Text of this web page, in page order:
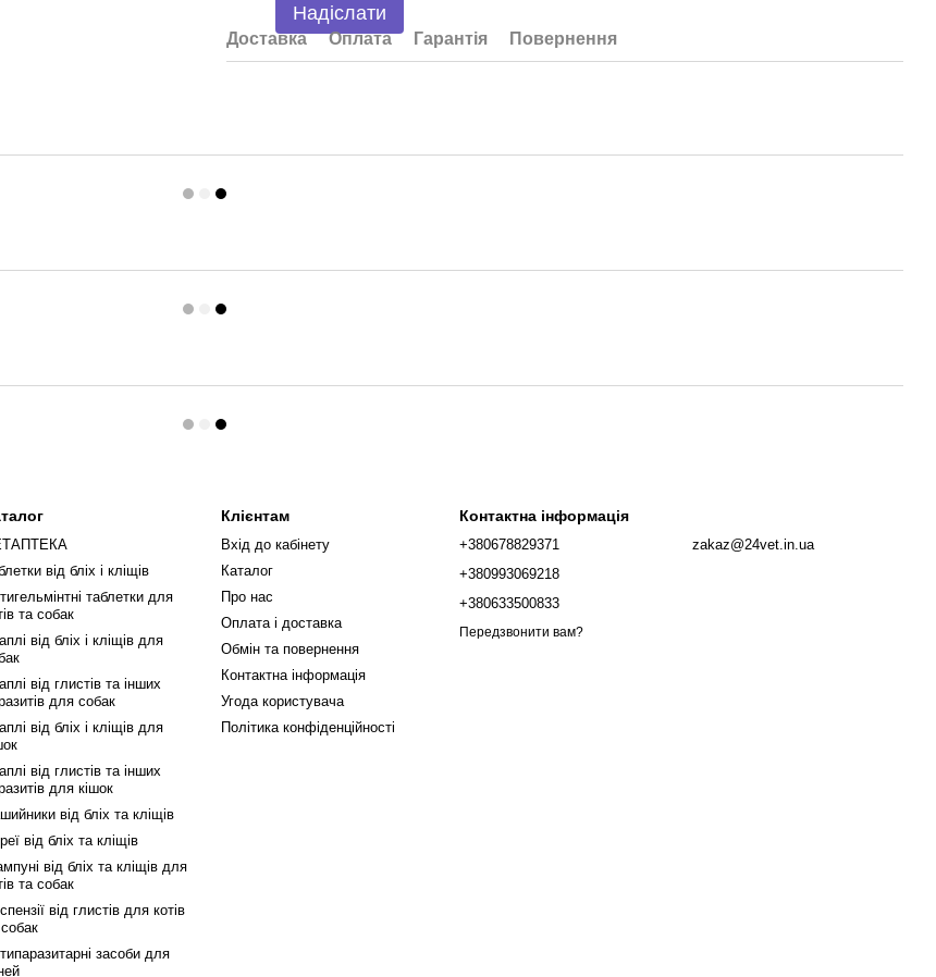
Надіслати
Доставка Оплата Гарантія Повернення
від бліх і кліщів
таблетки для
та собак
від бліх і кліщів для
від глистів та інших
для собак
від бліх і кліщів для
від глистів та інших
для кішок
від бліх та кліщів
від бліх та кліщів
від бліх та кліщів для
та собак
від глистів для котів
засоби для
Клієнтам
Вхід до кабінету
Каталог
Про нас
Оплата і доставка
Обмін та повернення
Контактна інформація
Угода користувача
Політика конфіденційності
Контактна інформація
+380678829371
+380993069218
+380633500833
Передзвонити вам?
zakaz@24vet.in.ua